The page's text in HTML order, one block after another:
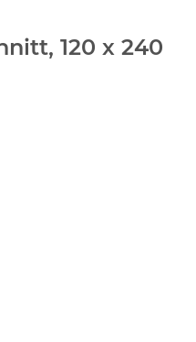
120 x 240